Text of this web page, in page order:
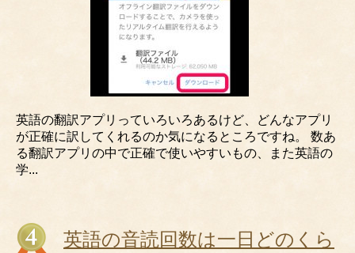
英語の翻訳アプリっていろいろあるけど、どんなアプリ
が正確に訳してくれるのか気になるところですね。 数あ
る翻訳アプリの中で正確で使いやすいもの、また英語の
学...
英語の音読回数は一日どのくら